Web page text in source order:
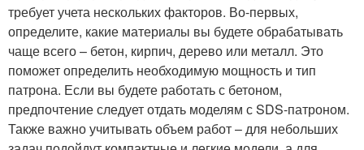
требует учета нескольких факторов. Во-первых,
определите, какие материалы вы будете обрабатывать
чаще всего – бетон, кирпич, дерево или металл. Это
поможет определить необходимую мощность и тип
патрона. Если вы будете работать с бетоном,
предпочтение следует отдать моделям с SDS-патроном.
Также важно учитывать объем работ – для небольших